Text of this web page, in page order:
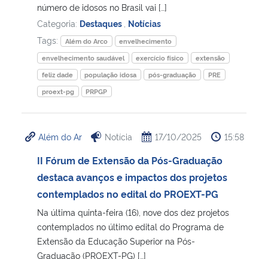
número de idosos no Brasil vai […]
Categoria: Destaques Notícias
Tags:
Além do Arco
envelhecimento
envelhecimento saudável
exercício físico
extensão
feliz dade
população idosa pós-graduação
PRE
proext-pg
PRPGP
Além do Ar Notícia 17/10/2025 15:58
II Fórum de Extensão da Pós-Graduação
destaca avanços e impactos dos projetos
contemplados no edital do PROEXT-PG
Na última quinta-feira (16), nove dos dez projetos
contemplados no último edital do Programa de
Extensão da Educação Superior na Pós-
Graduação (PROEXT-PG) […]